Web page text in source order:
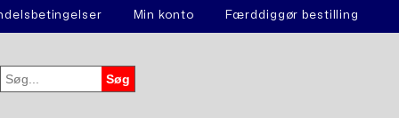
Min konto Færddiggør bestilling